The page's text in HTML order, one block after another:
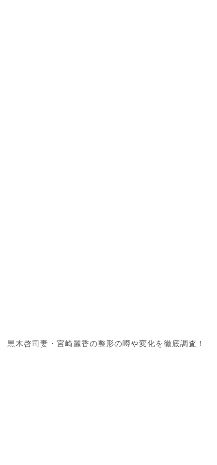
黒木啓司妻・宮崎麗香の整形の噂や変化を徹底調査！